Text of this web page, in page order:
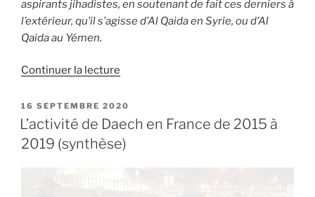
aspirants jihadistes, en soutenant de fait ces derniers à
l’extérieur, qu’il s’agisse d’Al Qaida en Syrie, ou d’Al
Qaida au Yémen.
Continuer la lecture
2020
–
l’été
indien
PUBLIÉ
LE
16 SEPTEMBRE 2020
L’activité de Daech en France de 2015 à
2019 (synthèse)